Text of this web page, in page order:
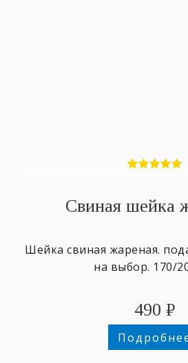
Свиная шейка
Шейка свиная жареная.
на выбор. 170/
490 ₽